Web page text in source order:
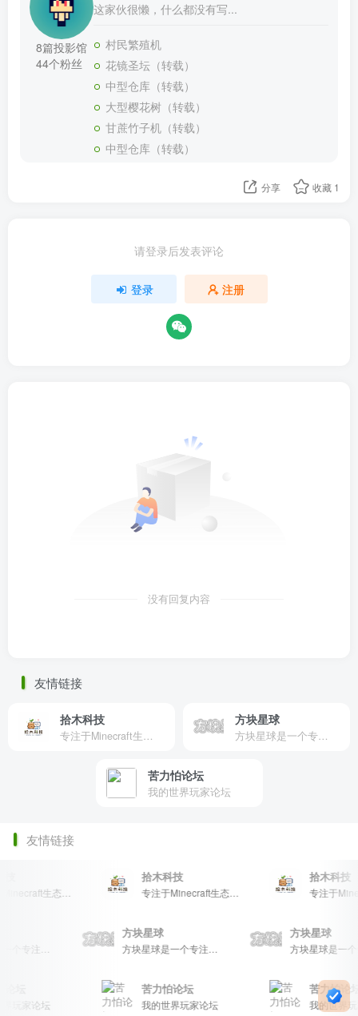
8篇投影馆
44个粉丝
这家伙很懒，什么都没有写...
村民繁殖机
花镜圣坛（转载）
中型仓库（转载）
大型樱花树（转载）
甘蔗竹子机（转载）
中型仓库（转载）
分享 收藏 1
请登录后发表评论
登录 注册
没有回复内容
友情链接
拾木科技
专注于Minecraft生态建设
方块星球
方块星球是一个专注于我的世界的中文论坛，提供丰富的资源分享、玩家交流和创意展示，包括地图、皮肤、数据包等内容，打造Minecraft玩家的专属社区乐园！
苦力怕论坛
我的世界玩家论坛
友情链接
专注于Minecraft生态建设
拾木科技
专注于Minecraft生态建设
拾木科技
方块星球 方块星球
玩家论坛
苦力怕论坛
我的世界玩家论坛
苦力怕论坛
我的世界玩